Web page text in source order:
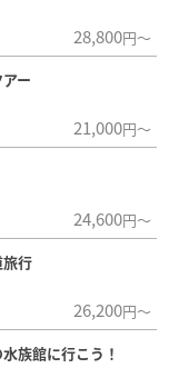
28,800円～
ー
21,000円～
24,600円～
行
26,200円～
族館に行こう！